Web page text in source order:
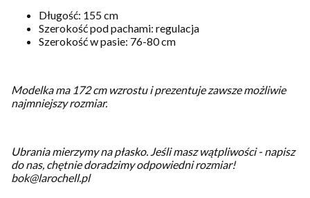
Długość: 155 cm
Szerokość pod pachami: regulacja
Szerokość w pasie: 76-80 cm
Modelka ma 172 cm wzrostu i prezentuje zawsze możliwie
najmniejszy rozmiar.
Ubrania mierzymy na płasko. Jeśli masz wątpliwości - napisz
do nas, chętnie doradzimy odpowiedni rozmiar!
bok@larochell.pl